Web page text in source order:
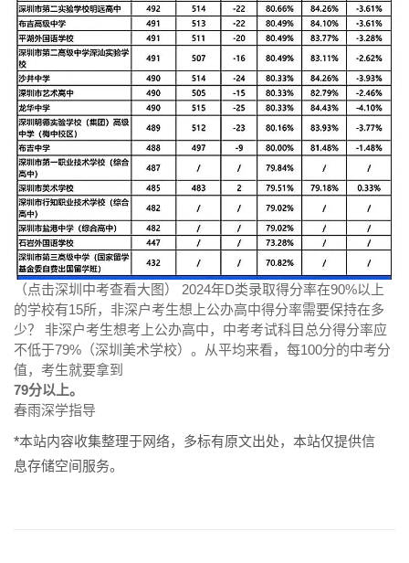
（点击深圳中考查看大图） 2024年D类录取得分率在90%以上
的学校有15所，非深户考生想上公办高中得分率需要保持在多
少？ 非深户考生想考上公办高中，中考考试科目总分得分率应
不低于79%（深圳美术学校）。从平均来看，每100分的中考分
值，考生就要拿到
79分以上。
春雨深学指导
*本站内容收集整理于网络，多标有原文出处，本站仅提供信
息存储空间服务。